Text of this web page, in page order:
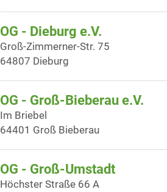
OG - Dieburg e.V.
Groß-Zimmerner-Str. 75
64807 Dieburg
OG - Groß-Bieberau e.V.
Im Briebel
64401 Groß Bieberau
OG - Groß-Umstadt
Höchster Straße 66 A